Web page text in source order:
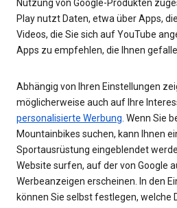
Nutzung von Google-Produkten
Play nutzt Daten, etwa über Apps,
Videos, die Sie sich auf YouTube
Apps zu empfehlen, die Ihnen
Abhängig von Ihren Einstellungen
möglicherweise auch auf Ihre
personalisierte Werbung . Wenn Sie
Mountainbikes suchen, kann Ihnen
Sportausrüstung eingeblendet
Website surfen, auf der von Google
Werbeanzeigen erscheinen. In den
können Sie selbst festlegen, welche